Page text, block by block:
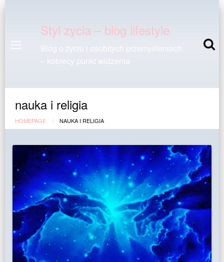
Styl zycia – blog lifestyle
– kobiecy punkt widzenia
nauka i religia
HOMEPAGE NAUKA I RELIGIA